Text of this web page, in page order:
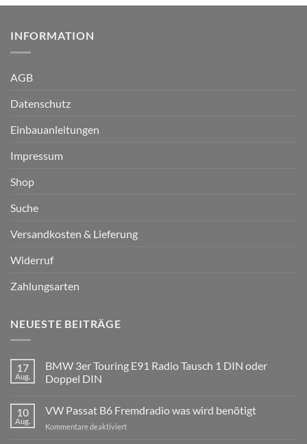
INFORMATION
AGB
Datenschutz
Einbauanleitungen
Impressum
Shop
Suche
Versandkosten & Lieferung
Widerruf
Zahlungsarten
NEUESTE BEITRÄGE
17
Aug.
BMW 3er Touring E91 Radio Tausch 1 DIN oder
Doppel DIN
zu
3er
10
Aug.
VW Passat B6 Fremdradio was wird benötigt
Kommentare deaktiviertfür